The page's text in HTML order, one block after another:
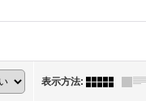
表示方法: